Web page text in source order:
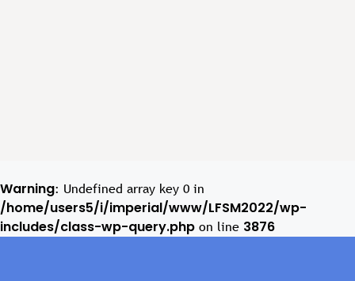
Warning: Undefined array key 0 in
/home/users5/i/imperial/www/LFSM2022/wp-
includes/class-wp-query.php on line 3876